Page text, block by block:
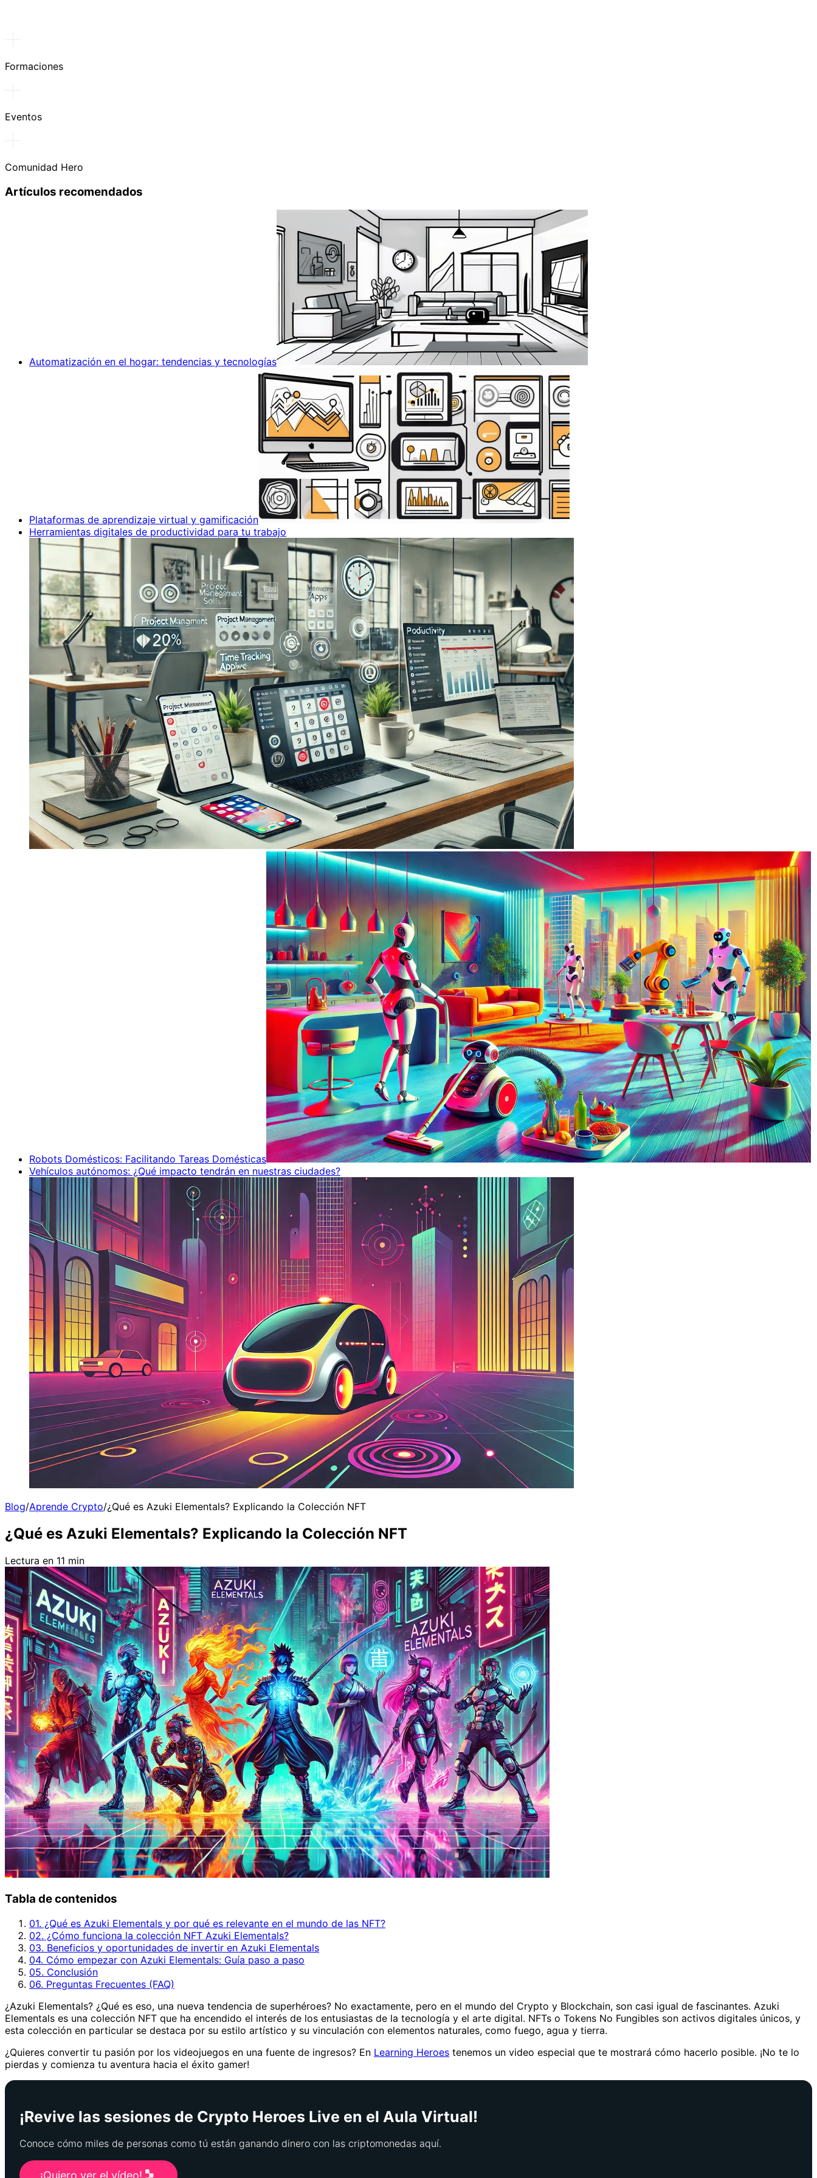
Formaciones
Eventos
Comunidad Hero
Artículos recomendados
Automatización en el hogar: tendencias y tecnologías
Plataformas de aprendizaje virtual y gamificación
Herramientas digitales de productividad para tu trabajo
Robots Domésticos: Facilitando Tareas Domésticas
Vehículos autónomos: ¿Qué impacto tendrán en nuestras ciudades?
Blog/Aprende Crypto/¿Qué es Azuki Elementals? Explicando la Colección NFT
¿Qué es Azuki Elementals? Explicando la Colección NFT
Lectura en 11 min
Tabla de contenidos
01. ¿Qué es Azuki Elementals y por qué es relevante en el mundo de las NFT?
02. ¿Cómo funciona la colección NFT Azuki Elementals?
03. Beneficios y oportunidades de invertir en Azuki Elementals
04. Cómo empezar con Azuki Elementals: Guía paso a paso
05. Conclusión
06. Preguntas Frecuentes (FAQ)
¿Azuki Elementals? ¿Qué es eso, una nueva tendencia de superhéroes? No exactamente, pero en el mundo del Crypto y Blockchain, son casi igual de fascinantes. Azuki
Elementals es una colección NFT que ha encendido el interés de los entusiastas de la tecnología y el arte digital. NFTs o Tokens No Fungibles son activos digitales únicos, y
esta colección en particular se destaca por su estilo artístico y su vinculación con elementos naturales, como fuego, agua y tierra.
¿Quieres convertir tu pasión por los videojuegos en una fuente de ingresos? En Learning Heroes tenemos un video especial que te mostrará cómo hacerlo posible. ¡No te lo
pierdas y comienza tu aventura hacia el éxito gamer!
¡Revive las sesiones de Crypto Heroes Live en el Aula Virtual!
Conoce cómo miles de personas como tú están ganando dinero con las criptomonedas aquí.
¡Quiero ver el vídeo!